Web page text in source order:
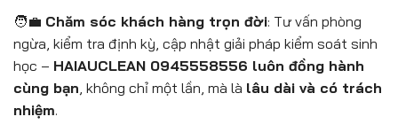
🧑‍💼 Chăm sóc khách hàng trọn đời: Tư vấn phòng
ngừa, kiểm tra định kỳ, cập nhật giải pháp kiểm soát sinh
học – HAIAUCLEAN 0945558556 luôn đồng hành
cùng bạn , không chỉ một lần, mà là lâu dài và có trách
nhiệm.